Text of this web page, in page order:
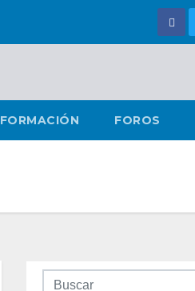
FORMACIÓN FOROS